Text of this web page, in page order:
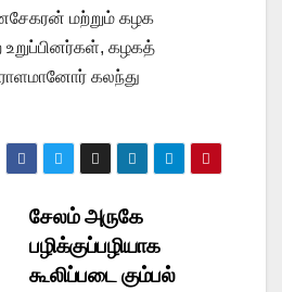
மற்றும் கழக
உறுப்பினர்கள், கழகத்
கலந்து
சேலம் அருகே
பழிக்குப்பழியாக
கூலிப்படை கும்பல்